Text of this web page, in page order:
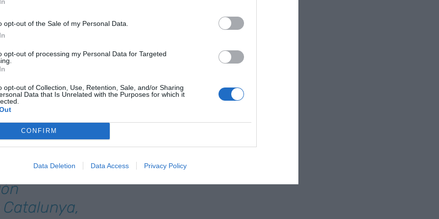
opt-out of the Sale of my Personal Data.
opt-out of processing my Personal Data for Targeted
opt-out of Collection, Use, Retention, Sale, and/or Sharing
Data that Is Unrelated with the Purposes for which it
CONFIRM
Data Deletion Data Access Privacy Policy
una mítica escena con Laporta donde los
que acabaron chocando de hombros a la
pego leche", que diría el mismo Ruiz Mateos.
Macià.
liberal,
ser
tengo una
Y en